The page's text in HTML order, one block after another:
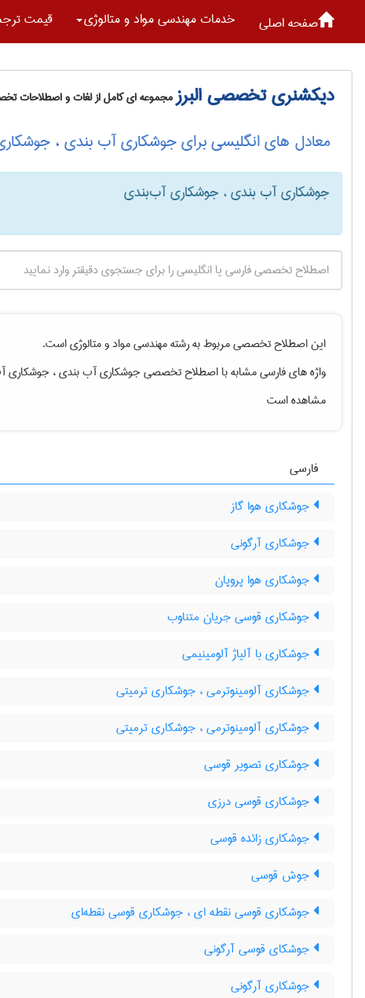
صفحه اصلی خدمات مهندسی مواد و متالوژی قیمت
دیکشنری تخصصی البرزمجموعه ای کامل از لغات و اصطلاحات
معادل های انگلیسی برای جوشکاری آب بندی ،
جوشکاری آب بندی ، جوشکاری آب‌بندی
این اصطلاح تخصصی مربوط به رشتهمهندسی مواد و متالوژیاست.
واژه های فارسی مشابه با اصطلاح تخصصیجوشکاری آب بندی ، جوشکاری
مشاهده است
فارسی
جوشکاری هوا گاز
جوشکاری آرگونی
جوشکاری هوا پروپان
جوشکاری قوسی جریان متناوب
جوشکاری با آلیاژ آلومینیمی
جوشکاری آلومینوترمی ، جوشکاری ترمیتی
جوشکاری آلومینوترمی ، جوشکاری ترمیتی
جوشکاری تصویر قوسی
جوشکاری قوسی درزی
جوشکاری زائده قوسی
جوش قوسی
جوشکاری قوسی نقطه ای ، جوشکاری قوسی نقطه‌ای
جوشکای قوسی آرگونی
جوشکاری آرگونی